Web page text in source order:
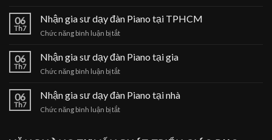
đàn
tại
06
Th7
Nhận gia sư dạy đàn Piano tại TPHCM
Chức năng bình luận bị tắtở
gia
dạy
Piano
06
Th7
Nhận gia sư dạy đàn Piano tại gia
Chức năng bình luận bị tắtở
gia
dạy
06
Th7
Nhận gia sư dạy đàn Piano tại nhà
Chức năng bình luận bị tắtở